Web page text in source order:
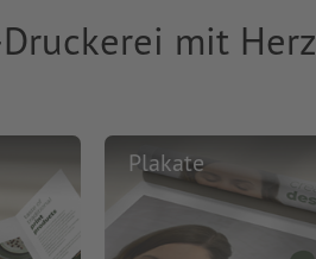
mit Herz
Plakate